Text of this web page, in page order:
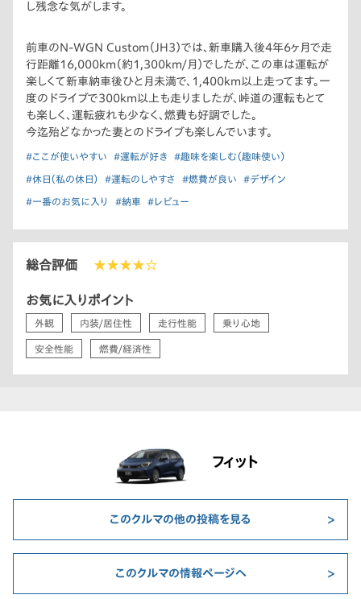
し残念な気がします。
前車のN-WGN Custom（JH3）では、新車購入後4年6ヶ月で走
行距離16,000km（約1,300km/月）でしたが、この車は運転が
楽しくて新車納車後ひと月未満で、1,400km以上走ってます。一
度のドライブで300km以上も走りましたが、峠道の運転もとて
も楽しく、運転疲れも少なく、燃費も好調でした。
今迄殆どなかった妻とのドライブも楽しんでいます。
#ここが使いやすい #運転が好き #趣味を楽しむ（趣味使い）
#休日（私の休日） #運転のしやすさ #燃費が良い #デザイン
#一番のお気に入り #納車 #レビュー
総合評価 ★★★★☆
お気に入りポイント
外観 内装/居住性 走行性能 乗り心地
安全性能 燃費/経済性
フィット
このクルマの他の投稿を見る
このクルマの情報ページへ